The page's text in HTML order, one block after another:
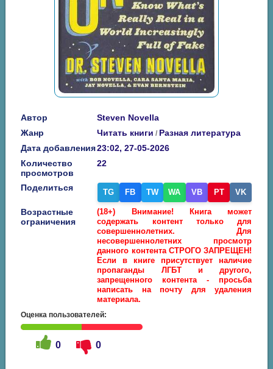
Автор
Steven Novella
Жанр
Читать книги / Разная литература
Дата добавления23:02, 27-05-2026
Количество
просмотров
22
Поделиться TG FB TW WA VB PT VK
Возрастные
ограничения
(18+) Внимание! Книга может
содержать контент только для
совершеннолетних. Для
несовершеннолетних просмотр
данного контента СТРОГО ЗАПРЕЩЕН!
Если в книге присутствует наличие
пропаганды ЛГБТ и другого,
запрещенного контента - просьба
написать на почту для удаления
материала.
Оценка пользователей:
0 0